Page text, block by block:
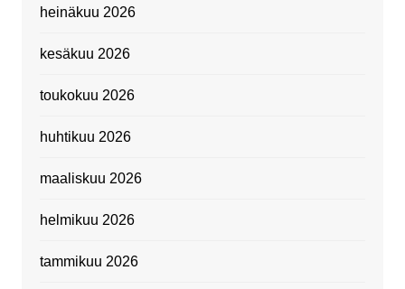
heinäkuu 2026
kesäkuu 2026
toukokuu 2026
huhtikuu 2026
maaliskuu 2026
helmikuu 2026
tammikuu 2026